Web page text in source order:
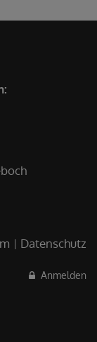
Datenschutz
Anmelden